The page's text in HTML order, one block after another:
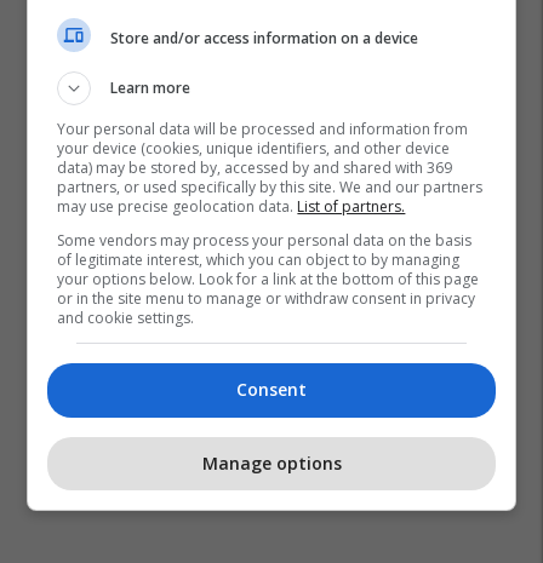
Store and/or access information on a device
Learn more
Your personal data will be processed and information from
your device (cookies, unique identifiers, and other device
data) may be stored by, accessed by and shared with 369
partners, or used specifically by this site. We and our partners
may use precise geolocation data. List of partners.
Some vendors may process your personal data on the basis
of legitimate interest, which you can object to by managing
your options below. Look for a link at the bottom of this page
or in the site menu to manage or withdraw consent in privacy
and cookie settings.
Consent
Manage options